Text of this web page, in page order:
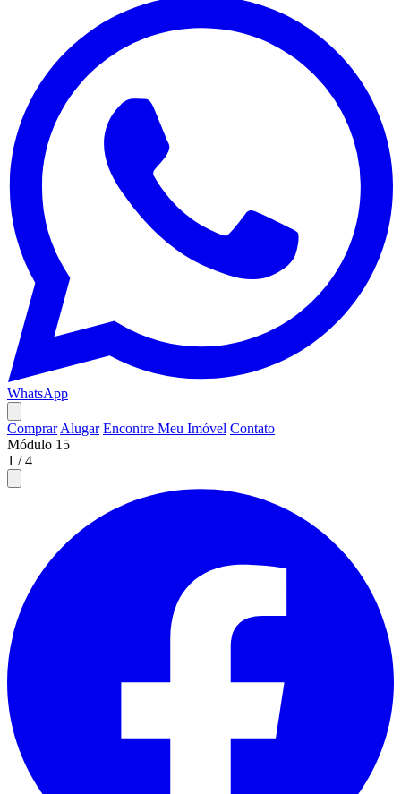
WhatsApp
Comprar Alugar Encontre Meu Imóvel Contato
Módulo 15
1 /4